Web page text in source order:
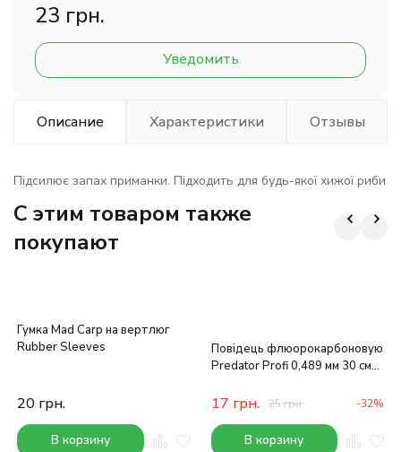
23 грн.
Уведомить
Описание Характеристики Отзывы
Підсилює запах приманки. Підходить для будь-якої хижої риби
C этим товаром также
покупают
Гумка Mad Carp на вертлюг
Rubber Sleeves
20 грн.
В корзину
Повідець флюорокарбоновую
Predator Profi 0,489 мм 30 см
17 грн. 25грн. -32%
В корзину